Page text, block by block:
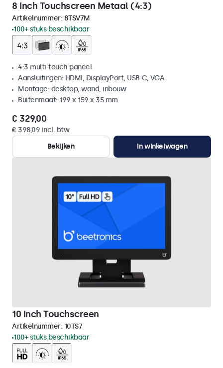
8 Inch Touchscreen Metaal (4:3)
Artikelnummer: 8TSV7M
100+ stuks beschikbaar
4:3 multi-touch paneel
Aansluitingen: HDMI, DisplayPort, USB-C, VGA
Montage: desktop, wand, inbouw
Buitenmaat: 199 x 159 x 35 mm
€ 329,00
€ 398,09 incl. btw
Bekijken
In winkelwagen
10 Inch Touchscreen
Artikelnummer: 10TS7
100+ stuks beschikbaar